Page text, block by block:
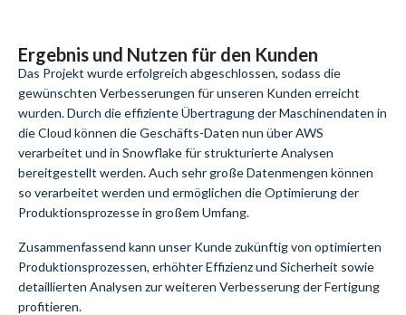
Ergebnis und Nutzen für den Kunden
Das Projekt wurde erfolgreich abgeschlossen, sodass die
gewünschten Verbesserungen für unseren Kunden erreicht
wurden. Durch die effiziente Übertragung der Maschinendaten in
die Cloud können die Geschäfts-Daten nun über AWS
verarbeitet und in Snowflake für strukturierte Analysen
bereitgestellt werden. Auch sehr große Datenmengen können
so verarbeitet werden und ermöglichen die Optimierung der
Produktionsprozesse in großem Umfang.
Zusammenfassend kann unser Kunde zukünftig von optimierten
Produktionsprozessen, erhöhter Effizienz und Sicherheit sowie
detaillierten Analysen zur weiteren Verbesserung der Fertigung
profitieren.